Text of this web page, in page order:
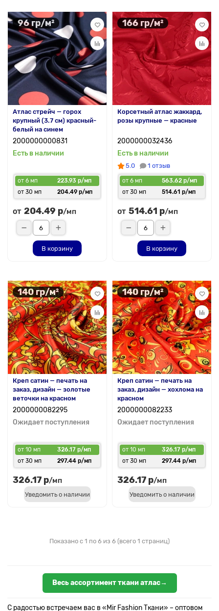
96 гр/м²
Атлас стрейч — горох
крупный (3.7 см) красный-
белый на синем
2000000000831
Есть в наличии
от 6 мп
223.93 р/мп
от 30 мп
204.49 р/мп
от 204.49 р/мп
В корзину
166 гр/м²
Корсетный атлас жаккард,
розы крупные — красные
2000000032436
Есть в наличии
5.0 1 отзыв
от 6 мп
563.62 р/мп
от 30 мп
514.61 р/мп
от 514.61 р/мп
В корзину
140 гр/м²
Креп сатин — печать на
заказ, дизайн — золотые
веточки на красном
2000000082295
Ожидает поступления
от 10 мп
326.17 р/мп
от 30 мп
297.44 р/мп
326.17 р/мп
Уведомить о наличии
140 гр/м²
Креп сатин — печать на
заказ, дизайн — хохлома на
красном
2000000082233
Ожидает поступления
от 10 мп
326.17 р/мп
от 30 мп
297.44 р/мп
326.17 р/мп
Уведомить о наличии
Показано с 1 по 6 из 6 (всего 1 страниц)
Весь ассортимент ткани атлас→
С радостью встречаем вас в «Mir Fashion Ткани» – оптовом